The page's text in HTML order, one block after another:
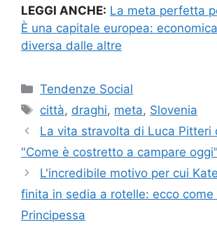
LEGGI ANCHE: La meta perfetta
È una capitale europea:
diversa dalle altre
Categorie
Tendenze Social
Tag
città, draghi, meta, Slovenia
La vita stravolta di Luca Pitteri
"Come è costretto a campare oggi"
L'incredibile motivo per cui
finita in sedia a rotelle: ecco
Principessa